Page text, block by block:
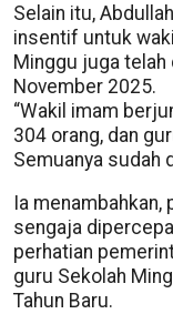
Selain itu,
insentif untuk
Minggu juga
November 2025.
“Wakil imam
304 orang, dan
Semuanya sudah
Ia
sengaja
perhatian
guru Sekolah
Tahun Baru.